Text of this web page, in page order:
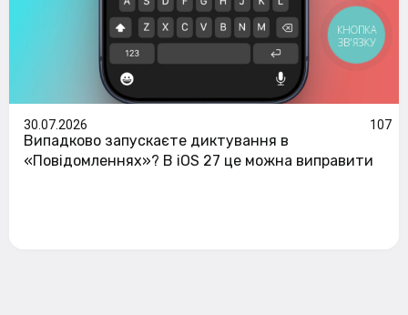
30.07.2026 107
Випадково запускаєте диктування в
«Повідомленнях»? В iOS 27 це можна виправити
КНОПКА
ЗВ'ЯЗКУ